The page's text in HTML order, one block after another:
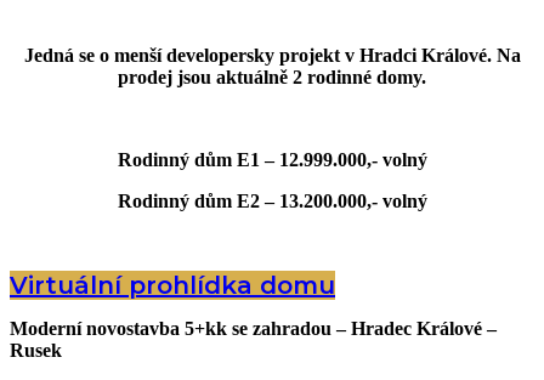
Jedná se o menšídeveloperskyprojekt v Hradci Králové. Na
prodej jsou aktuálně 2 rodinné domy.
Rodinný dům E1 – 12.999.000,- volný
Rodinný dům E2 – 13.200.000,- volný
Virtuální prohlídka domu
Moderní novostavba 5+kk se zahradou – Hradec Králové –
Rusek